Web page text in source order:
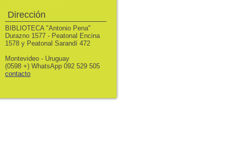
Dirección
BIBLIOTECA "Antonio Pena"
Durazno 1577 - Peatonal Encina
1578 y Peatonal Sarandí 472
Montevideo - Uruguay
(0598 +) WhatsApp 092 529 505
contacto